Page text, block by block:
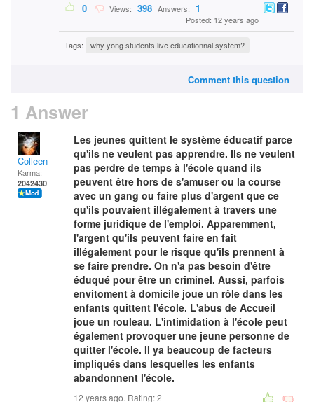
0 Views: 398 Answers: 1
Posted: 12 years ago
Tags: why yong students live educationnal system?
Comment this question
1 Answer
Colleen
Karma:
2042430
Les jeunes quittent le système éducatif parce
qu'ils ne veulent pas apprendre. Ils ne veulent
pas perdre de temps à l'école quand ils
peuvent être hors de s'amuser ou la course
avec un gang ou faire plus d'argent que ce
qu'ils pouvaient illégalement à travers une
forme juridique de l'emploi. Apparemment,
l'argent qu'ils peuvent faire en fait
illégalement pour le risque qu'ils prennent à
se faire prendre. On n'a pas besoin d'être
éduqué pour être un criminel. Aussi, parfois
envitoment à domicile joue un rôle dans les
enfants quittent l'école. L'abus de Accueil
joue un rouleau. L'intimidation à l'école peut
également provoquer une jeune personne de
quitter l'école. Il ya beaucoup de facteurs
impliqués dans lesquelles les enfants
abandonnent l'école.
12 years ago. Rating:2